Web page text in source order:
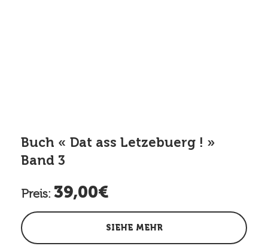
Buch « Dat ass Letzebuerg ! »
Band 3
Preis: 39,00€
SIEHE MEHR